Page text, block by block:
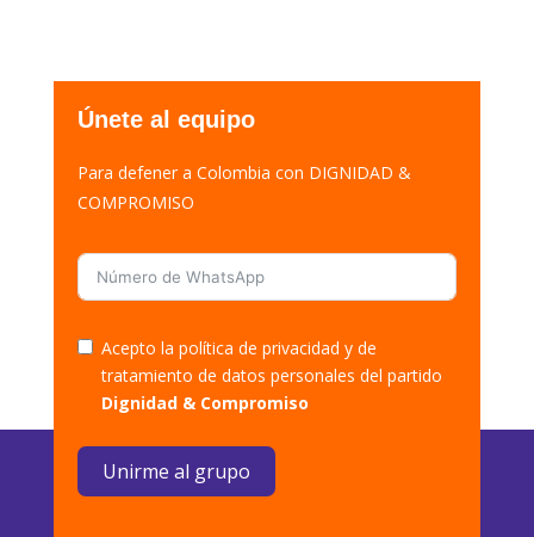
Únete al equipo
Para defener a Colombia con DIGNIDAD &
COMPROMISO
Acepto la política de privacidad y de
tratamiento de datos personales del partido
Dignidad & Compromiso
Unirme al grupo